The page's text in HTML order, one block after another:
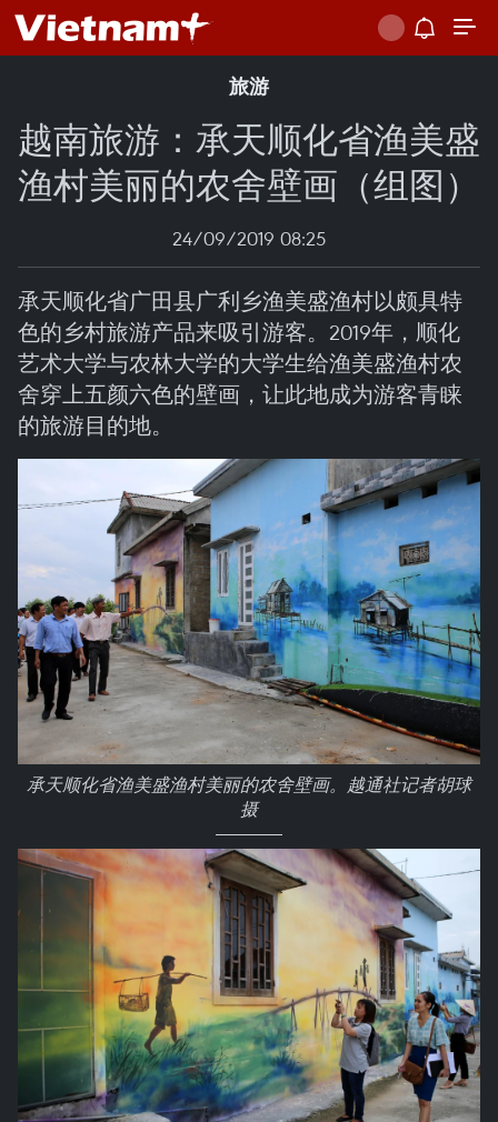
旅游
越南旅游：承天顺化省渔美盛
渔村美丽的农舍壁画（组图）
24/09/2019 08:25
承天顺化省广田县广利乡渔美盛渔村以颇具特
色的乡村旅游产品来吸引游客。2019年，顺化
艺术大学与农林大学的大学生给渔美盛渔村农
舍穿上五颜六色的壁画，让此地成为游客青睐
的旅游目的地。
承天顺化省渔美盛渔村美丽的农舍壁画。越通社记者胡球
摄